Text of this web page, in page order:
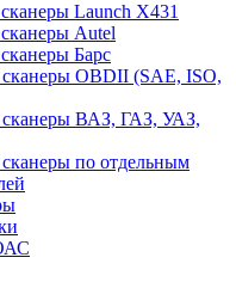
Launch X431
Autel
Барс
сканеры OBDII (SAE, ISO,
сканеры ВАЗ, ГАЗ, УАЗ,
по отдельным